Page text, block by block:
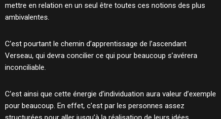
mettre en relation en un seul être toutes ces notions des plus
ambivalentes.
C’est pourtant le chemin d’apprentissage de l’ascendant
Verseau, qui devra concilier ce qui pour beaucoup s’avérera
inconciliable.
C’est ainsi que cette énergie d’individuation aura valeur d’exemple
pour beaucoup. En effet, c’est par les personnes assez